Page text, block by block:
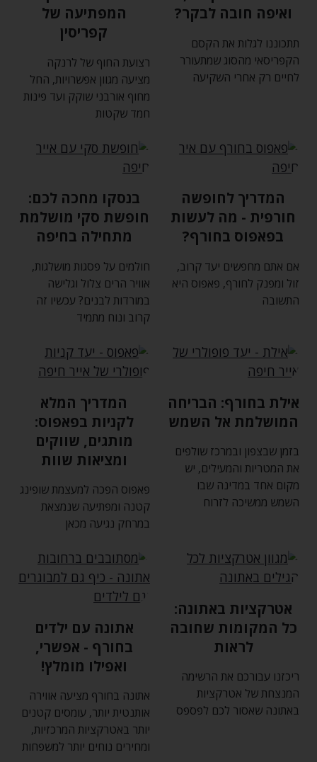
ואיפה חובה לבקר?
תתכוננו לגלות את הקסם
הקפריסאי מהסוג שמתעורר
לחיים רק אחרי השקיעה
המפתיעה של
קפריסין
רצועת החוף של לרנקה
מציעה מגוון אפשרויות‚ החל
מחוף אורבני שוקק ועד פינות
חמד שקטות
המדריך לחופשה
חורפית - מה לעשות
בפאפוס בחורף?
אם אתם מחפשים יעד קרוב‚
זול ומפנק לחורף‚ פאפוס היא
התשובה
בנסקו מחכה לכם:
חופשת סקי מושלמת
מתחילה בחיפה
חולמים על פסגות מושלגות‚
אוויר הרים צלול וגלישה
במורדות לבנים? עכשיו זה
קרוב ונוח מתמיד
אילת בחורף: הבריחה
המושלמת אל השמש
בזמן שבצפון ובמרכז שולפים
את המטריות והמעילים‚ יש
מקום אחד במדינה שבו
השמש ממשיכה לזרוח
המדריך המלא
לקניות בפאפוס:
מותגים‚ שווקים
ומציאות שוות
פאפוס הפכה למעצמת שופינג
קטנה ומפתיעה שנמצאת
במרחק נגיעה מכאן
אטרקציות באתונה:
כל המקומות שחובה
לראות
ריכזנו עבורכם את הרשימה
המנצחת של אטרקציות
באתונה שאסור לכם לפספס
אתונה עם ילדים
בחורף - אפשרי‚
ואפילו מומלץ!
אתונה בחורף מציעה אווירה
אותנטית יותר‚ עומסים קטנים
יותר באטרקציות המרכזיות‚
ומחירים נוחים יותר למשפחות